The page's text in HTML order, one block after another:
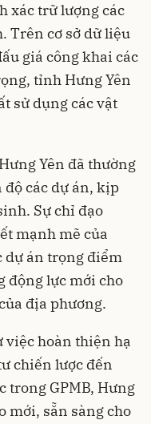
xác trữ lượng các
Trên cơ sở dữ liệu
giá công khai các
tỉnh Hưng Yên
sử dụng các vật
Yên đã thường
các dự án, kịp
Sự chỉ đạo
mạnh mẽ của
dự án trọng điểm
động lực mới cho
địa phương.
việc hoàn thiện hạ
chiến lược đến
trong GPMB, Hưng
mới, sẵn sàng cho